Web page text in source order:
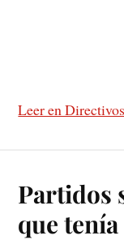
Leer en
Partidos
que